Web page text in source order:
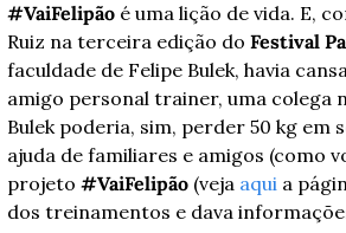
#VaiFelipão é uma lição de vida. E,
Ruiz na terceira edição do Festival
faculdade de Felipe Bulek, havia
amigo personal trainer, uma
Bulek poderia, sim, perder 50 kg em
ajuda de familiares e amigos (como
projeto #VaiFelipão (veja aqui a
dos treinamentos e dava